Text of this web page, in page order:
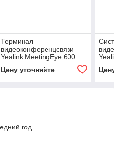
Терминал
видеоконференцсвязи
Yealink MeetingEye 600
Цену уточняйте
год